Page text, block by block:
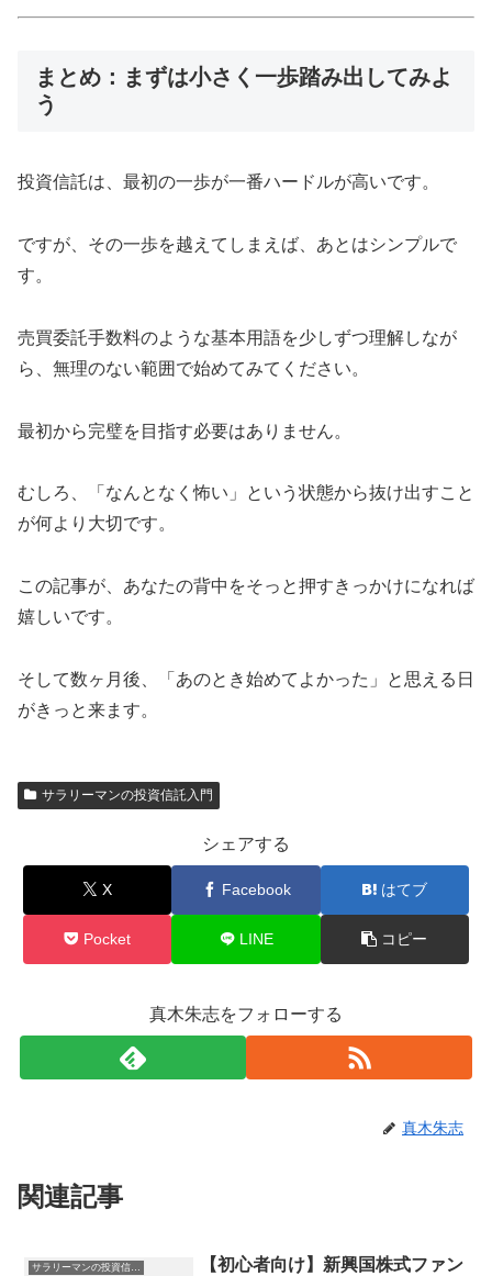
まとめ：まずは小さく一歩踏み出してみよ
う
投資信託は、最初の一歩が一番ハードルが高いです。
ですが、その一歩を越えてしまえば、あとはシンプルで
す。
売買委託手数料のような基本用語を少しずつ理解しなが
ら、無理のない範囲で始めてみてください。
最初から完璧を目指す必要はありません。
むしろ、「なんとなく怖い」という状態から抜け出すこと
が何より大切です。
この記事が、あなたの背中をそっと押すきっかけになれば
嬉しいです。
そして数ヶ月後、「あのとき始めてよかった」と思える日
がきっと来ます。
サラリーマンの投資信託入門
シェアする
X Facebook はてブ
Pocket LINE コピー
真木朱志をフォローする
真木朱志
関連記事
サラリーマンの投資信託入門
【初心者向け】新興国株式ファン